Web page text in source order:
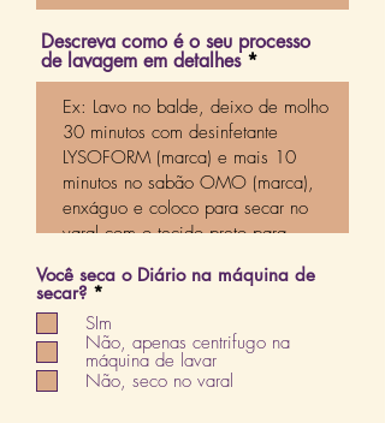
Descreva como é o seu processo
de lavagem em detalhes
Você seca o Diário na máquina de
secar? *
r
i
g
a
SIm
Não, apenas centrifugo na
máquina de lavar
Não, seco no varal